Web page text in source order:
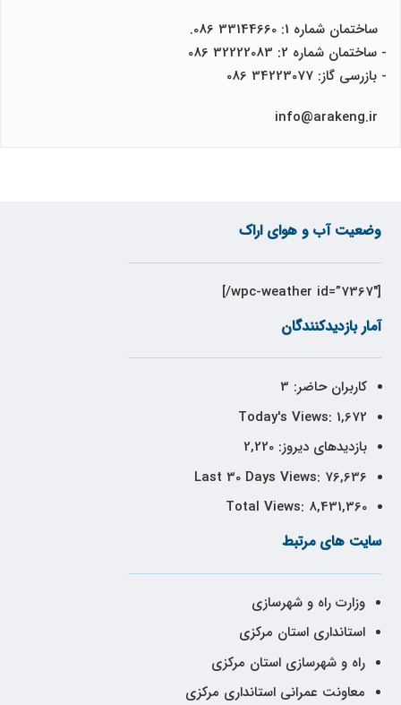
ساختمان شماره 1: 33144660 086.
- ساختمان شماره 2: 32222083 086
- بازرسی گاز: 34223077 086
وضعیت آب و هوای اراک
[wpc-weather id=”7367″/]
آمار بازدیدکنندگان
کاربران حاضر: 3
Today's Views: 1,672
بازدیدهای دیروز:2,220
Last 30 Days Views: 76,636
Total Views: 8,431,360
سایت های مرتبط
وزارت راه و شهرسازی
استانداری استان مرکزی
راه و شهرسازی استان مرکزی
معاونت عمرانی استانداری مرکزی